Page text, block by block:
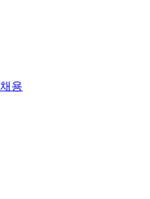
채용